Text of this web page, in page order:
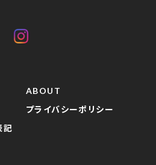
ABOUT
プライバシーポリシー
記